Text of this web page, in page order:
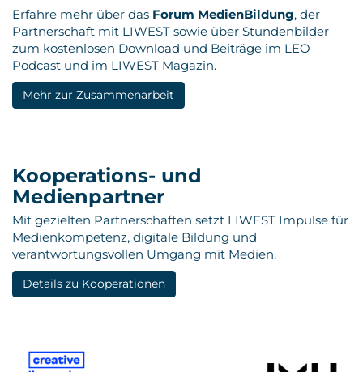
Erfahre mehr über das Forum MedienBildung, der
Partnerschaft mit LIWEST sowie über Stundenbilder
zum kostenlosen Download und Beiträge im LEO
Podcast und im LIWEST Magazin.
Mehr zur Zusammenarbeit
Kooperations- und
Medienpartner
Mit gezielten Partnerschaften setzt LIWEST Impulse für
Medienkompetenz, digitale Bildung und
verantwortungsvollen Umgang mit Medien.
Details zu Kooperationen